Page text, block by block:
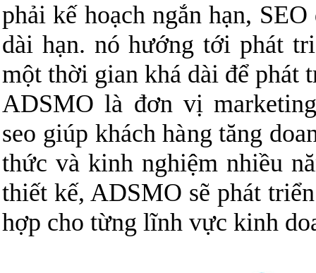
phải kế hoạch ngắn hạn,
dài hạn. nó hướng tới phát
một thời gian khá dài để phát
ADSMO là đơn vị
seo giúp khách hàng tăng
thức và kinh nghiệm nhiều
thiết kế, ADSMO sẽ phát
hợp cho từng lĩnh vực kinh